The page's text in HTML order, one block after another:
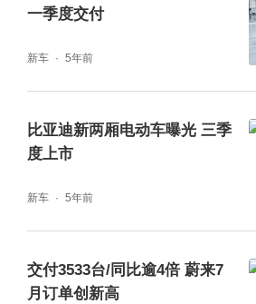
一季度交付
新车 5年前
比亚迪新两厢电动车曝光 三季
度上市
新车 5年前
交付3533台/同比逾4倍 蔚来7
月订单创新高